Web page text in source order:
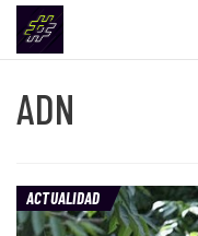
ADN
ACTUALIDAD